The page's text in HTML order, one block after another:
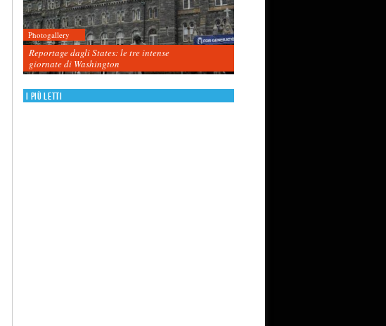
Photogallery
Reportage dagli States: le tre intense
giornate di Washington
I più letti